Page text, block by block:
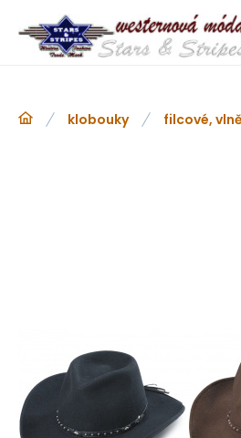
klobouky filcové,